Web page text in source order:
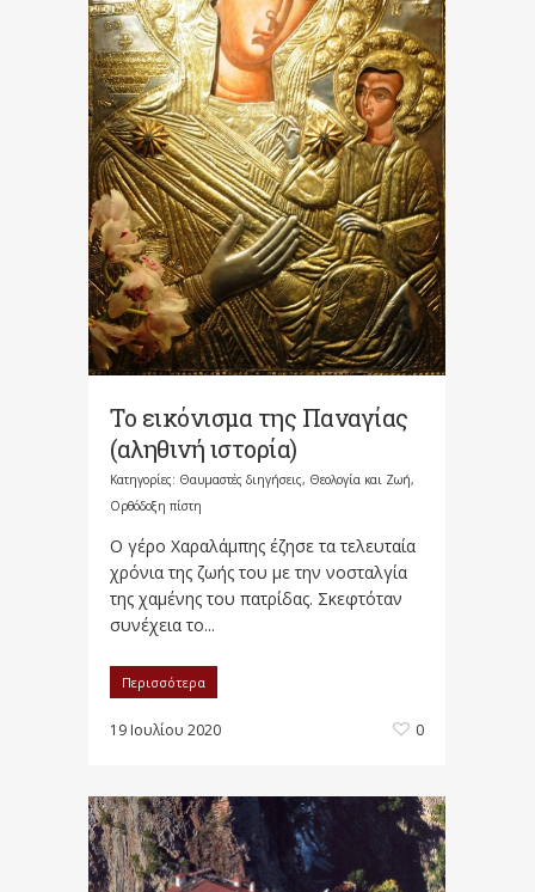
Το εικόνισμα της Παναγίας
(αληθινή ιστορία)
Κατηγορίες: Θαυμαστές διηγήσεις, Θεολογία και Ζωή,
Ορθόδοξη πίστη
O γέρο Χαραλάμπης έζησε τα τελευταία
χρόνια της ζωής του με την νοσταλγία
της χαμένης του πατρίδας. Σκεφτόταν
συνέχεια το...
Περισσότερα
19 Ιουλίου 2020 0